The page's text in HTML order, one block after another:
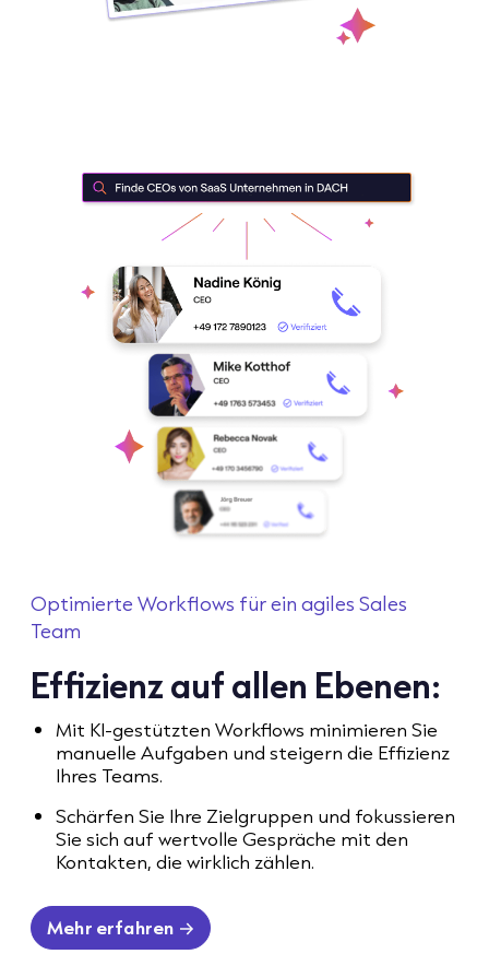
Optimierte Workflows für ein agiles Sales
Team
Effizienz auf allen Ebenen:
Mit KI-gestützten Workflows minimieren Sie
manuelle Aufgaben und steigern die Effizienz
Ihres Teams.
Schärfen Sie Ihre Zielgruppen und fokussieren
Sie sich auf wertvolle Gespräche mit den
Kontakten, die wirklich zählen.
Mehr erfahren